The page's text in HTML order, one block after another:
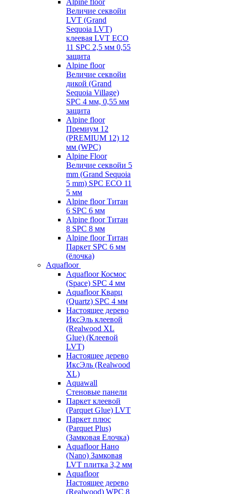
Alpine floor
Величие секвойи
LVT (Grand
Sequoia LVT)
клеевая LVT ECO
11 SPC 2,5 мм 0,55
защита
Alpine floor
Величие секвойи
дикой (Grand
Sequoia Village)
SPC 4 мм, 0,55 мм
защита
Alpine floor
Премиум 12
(PREMIUM 12) 12
мм (WPC)
Alpine Floor
Величие секвойи 5
mm (Grand Sequoia
5 mm) SPC ECO 11
5 мм
Alpine floor Титан
6 SPC 6 мм
Alpine floor Титан
8 SPC 8 мм
Alpine floor Титан
Паркет SPC 6 мм
(ёлочка)
Aquafloor
Aquafloor Космос
(Space) SPC 4 мм
Aquafloor Кварц
(Quartz) SPC 4 мм
Настоящее дерево
ИксЭль клеевой
(Realwood XL
Glue) (Клеевой
LVT)
Настоящее дерево
ИксЭль (Realwood
XL)
Aquawall
Стеновые панели
Паркет клеевой
(Parquet Glue) LVT
Паркет плюс
(Parquet Plus)
(Замковая Елочка)
Aquafloor Нано
(Nano) Замковая
LVT плитка 3,2 мм
Aquafloor
Настоящее дерево
(Realwood) WPC 8